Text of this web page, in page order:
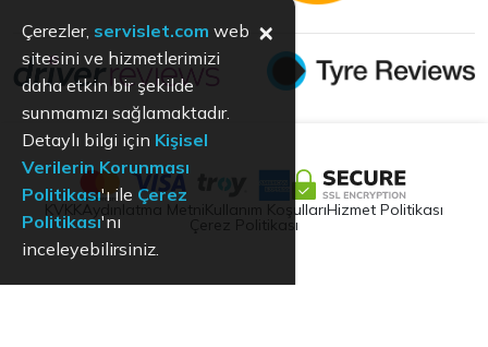
Aydınlatma Metni Kullanım KoşullarıHizmet Politikası
Çerez Politikası
Çerezler, servislet.com web
sitesini ve hizmetlerimizi
daha etkin bir şekilde
sunmamızı sağlamaktadır.
Detaylı bilgi için Kişisel
Verilerin Korunması
Politikası'ı ile Çerez
Politikası'nı
inceleyebilirsiniz.
×